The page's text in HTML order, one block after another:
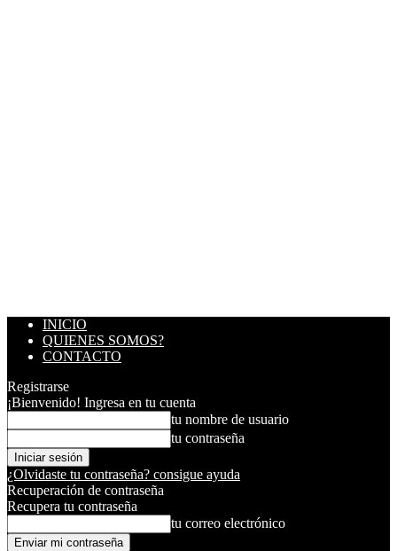
INICIO
QUIENES SOMOS?
CONTACTO
Registrarse
¡Bienvenido! Ingresa en tu cuenta
tu nombre de usuario
tu contraseña
¿Olvidaste tu contraseña? consigue ayuda
Recuperación de contraseña
Recupera tu contraseña
tu correo electrónico